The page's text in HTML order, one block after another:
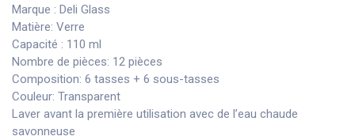
Marque : Deli Glass
Matière: Verre
Capacité : 110 ml
Nombre de pièces: 12 pièces
Composition: 6 tasses + 6 sous-tasses
Couleur: Transparent
Laver avant la première utilisation avec de l’eau chaude
savonneuse